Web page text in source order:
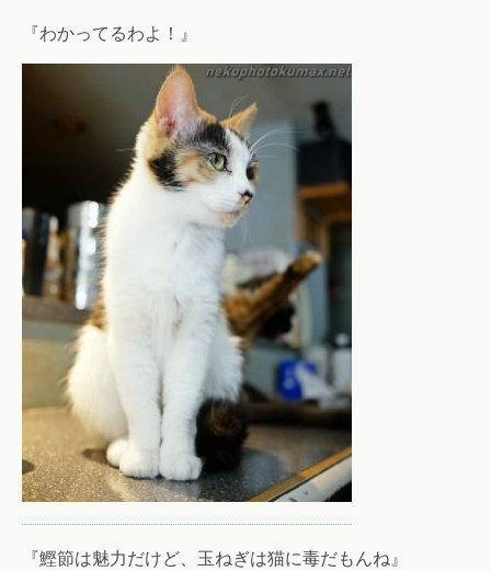
『わかってるわよ！』
『鰹節は魅力だけど、玉ねぎは猫に毒だもんね』